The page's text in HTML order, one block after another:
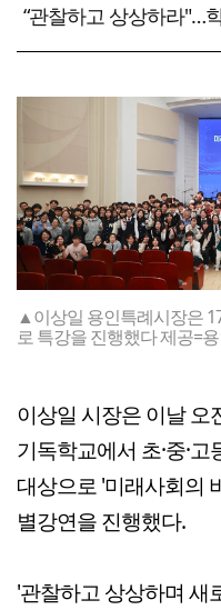
“관찰하고 상상하라"…
▲이상일 용인특례시장은
로 특강을 진행했다 제공=
이상일 시장은 이날 오
기독학교에서 초·중·
대상으로 '미래사회의
별강연을 진행했다.
'관찰하고 상상하며 새